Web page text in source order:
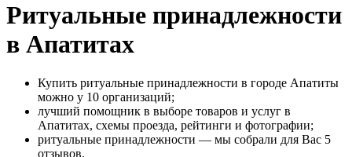
Ритуальные принадлежности
в Апатитах
Купить ритуальные принадлежности в городе Апатиты
можно у 10 организаций;
лучший помощник в выборе товаров и услуг в
Апатитах, схемы проезда, рейтинги и фотографии;
ритуальные принадлежности — мы собрали для Вас 5
отзывов.